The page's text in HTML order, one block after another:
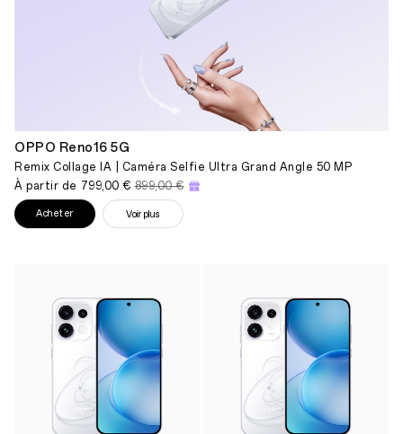
OPPO Reno16 5G
Remix Collage IA | Caméra Selfie Ultra Grand Angle 50 MP
À partir de 799,00 € 899,00 €
Acheter Voir plus